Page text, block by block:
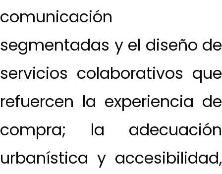
comunicación
segmentadas y el diseño de
servicios colaborativos que
refuercen la experiencia de
compra; la adecuación
urbanística y accesibilidad,